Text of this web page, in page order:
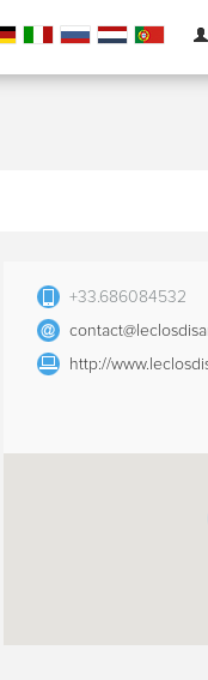
+33.686084532
http://